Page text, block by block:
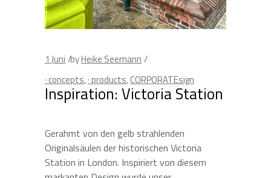
1 Juni byHeike Seemann
· concepts,· products,CORPORATEsign
Inspiration: Victoria Station
Gerahmt von den gelb strahlenden
Originalsäulen der historischen Victoria
Station in London. Inspiriert von diesem